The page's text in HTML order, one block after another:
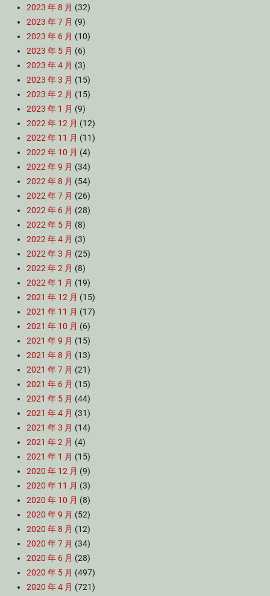
2023 年 8 月 (32)
2023 年 7 月 (9)
2023 年 6 月 (10)
2023 年 5 月 (6)
2023 年 4 月 (3)
2023 年 3 月 (15)
2023 年 2 月 (15)
2023 年 1 月 (9)
2022 年 12 月 (12)
2022 年 11 月 (11)
2022 年 10 月 (4)
2022 年 9 月 (34)
2022 年 8 月 (54)
2022 年 7 月 (26)
2022 年 6 月 (28)
2022 年 5 月 (8)
2022 年 4 月 (3)
2022 年 3 月 (25)
2022 年 2 月 (8)
2022 年 1 月 (19)
2021 年 12 月 (15)
2021 年 11 月 (17)
2021 年 10 月 (6)
2021 年 9 月 (15)
2021 年 8 月 (13)
2021 年 7 月 (21)
2021 年 6 月 (15)
2021 年 5 月 (44)
2021 年 4 月 (31)
2021 年 3 月 (14)
2021 年 2 月 (4)
2021 年 1 月 (15)
2020 年 12 月 (9)
2020 年 11 月 (3)
2020 年 10 月 (8)
2020 年 9 月 (52)
2020 年 8 月 (12)
2020 年 7 月 (34)
2020 年 6 月 (28)
2020 年 5 月 (497)
2020 年 4 月 (721)